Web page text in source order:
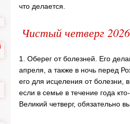
что делается.
Чистый четверг
1. Оберег от болезней. Его
апреля, а также в ночь перед
его для исцеления от болезни,
если в семье в течение года
Великий четверг, обязательно